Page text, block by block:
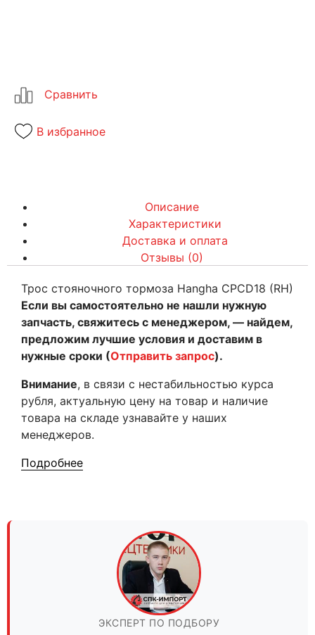
В избранное
Описание
Характеристики
Доставка и оплата
Отзывы (0)
Трос стояночного тормоза Hangha CPCD18 (RH)
Если вы самостоятельно не нашли нужную
запчасть, свяжитесь с менеджером, — найдем,
предложим лучшие условия и доставим в
нужные сроки (Отправить запрос).
Внимание, в связи с нестабильностью курса
рубля, актуальную цену на товар и наличие
товара на складе узнавайте у наших
менеджеров.
Подробнее
ЭКСПЕРТ ПО ПОДБОРУ